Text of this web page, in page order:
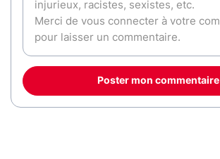
Poster mon commentaire